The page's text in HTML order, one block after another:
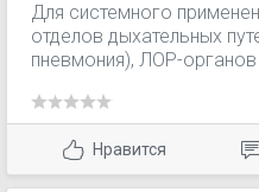
Для системного
отделов дыхательных
пневмония), ЛОР-органов
пиелонефрит), половых
урогенитальный
(нагноившиеся
местного применения:
Нравится